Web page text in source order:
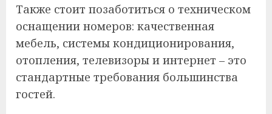
Также стоит позаботиться о техническом
оснащении номеров: качественная
мебель, системы кондиционирования,
отопления, телевизоры и интернет – это
стандартные требования большинства
гостей.